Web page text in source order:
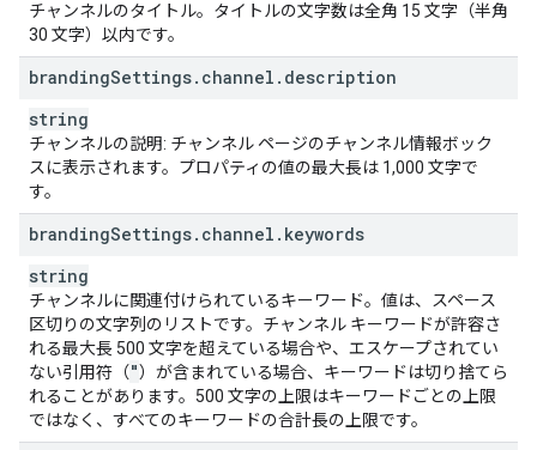
チャンネルのタイトル。タイトルの文字数は全角 15 文字（半角
30 文字）以内です。
brandingSettings. channel . description
string
チャンネルの説明: チャンネル ページのチャンネル情報ボック
スに表示されます。プロパティの値の最大長は 1,000 文字で
す。
brandingSettings. channel . keywords
string
チャンネルに関連付けられているキーワード。値は、スペース
区切りの文字列のリストです。チャンネル キーワードが許容さ
れる最大長 500 文字を超えている場合や、エスケープされてい
ない引用符（"）が含まれている場合、キーワードは切り捨てら
れることがあります。500 文字の上限はキーワードごとの上限
ではなく、すべてのキーワードの合計長の上限です。